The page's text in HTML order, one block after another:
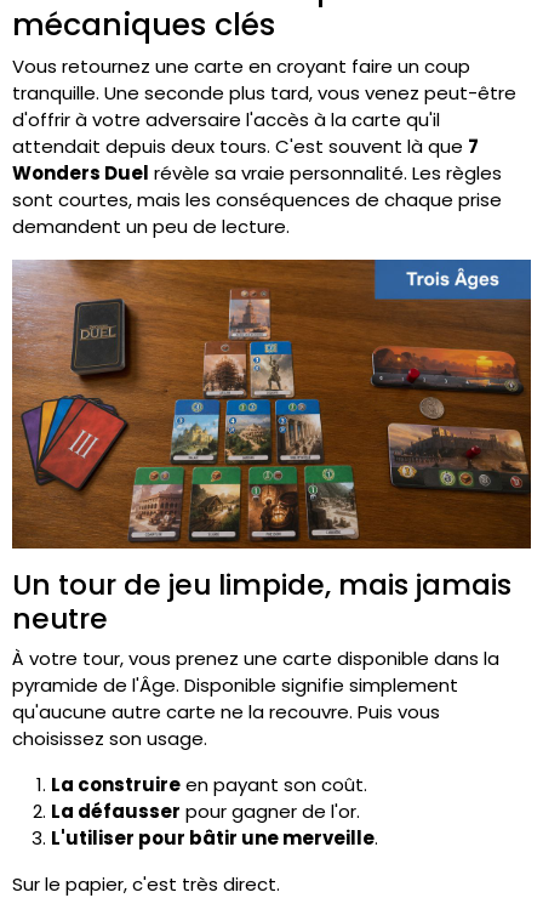
mécaniques clés
Vous retournez une carte en croyant faire un coup
tranquille. Une seconde plus tard, vous venez peut-être
d'offrir à votre adversaire l'accès à la carte qu'il
attendait depuis deux tours. C'est souvent là que 7
Wonders Duel révèle sa vraie personnalité. Les règles
sont courtes, mais les conséquences de chaque prise
demandent un peu de lecture.
Un tour de jeu limpide, mais jamais
neutre
À votre tour, vous prenez une carte disponible dans la
pyramide de l'Âge. Disponible signifie simplement
qu'aucune autre carte ne la recouvre. Puis vous
choisissez son usage.
La construireen payant son coût.
La défausser pour gagner de l'or.
L'utiliser pour bâtir une merveille.
Sur le papier, c'est très direct.